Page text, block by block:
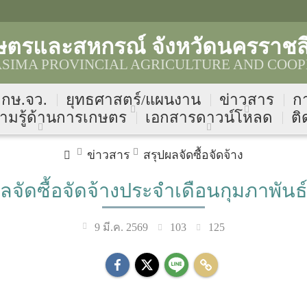
ตรและสหกรณ์ จังหวัดนครราช
PROVINCIAL AGRICULTURE AND
ษ.จว. ยุทธศาสตร์/แผนงาน ข่าวสาร
ก
มรู้ด้านการเกษตร
เอกสารดาวน์โหลด ติ
ข่าวสาร สรุปผลจัดซื้อจัดจ้าง
จัดซื้อจัดจ้างประจำเดือนกุมภาพันธ์
9 มี.ค. 2569 103 125